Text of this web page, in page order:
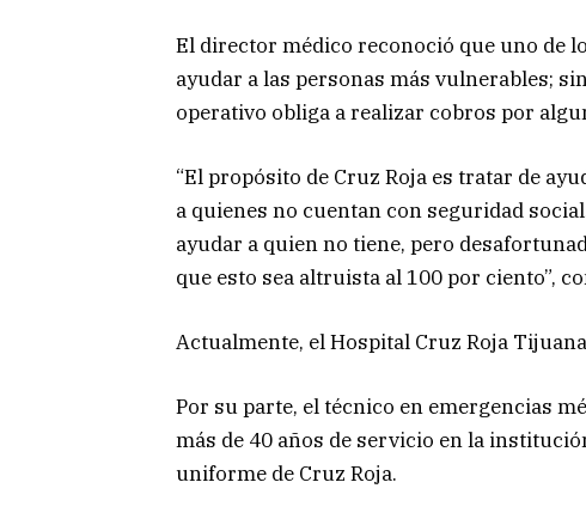
El director médico reconoció que uno de
ayudar a las personas más vulnerables;
operativo obliga a realizar cobros por
“El propósito de Cruz Roja es tratar de
a quienes no cuentan con seguridad
ayudar a quien no tiene, pero
que esto sea altruista al 100 por ciento”,
Actualmente, el Hospital Cruz Roja
Por su parte, el técnico en emergencias
más de 40 años de servicio en la
uniforme de Cruz Roja.